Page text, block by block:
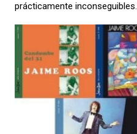
prácticamente inconseguibles.